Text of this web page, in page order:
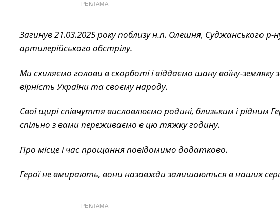
РЕКЛАМА
Загинув 21.03.2025 року поблизу н.п. Олешня, Суджанського р-
артилерійського обстрілу.
Ми схиляємо голови в скорботі і віддаємо шану воїну-
вірність України та своєму народу.
Свої щирі співчуття висловлюємо родині, близьким і рідним
спільно з вами переживаємо в цю тяжку годину.
Про місце і час прощання повідомимо додатково.
Герої не вмирають, вони назавжди залишаються в наших
РЕКЛАМА